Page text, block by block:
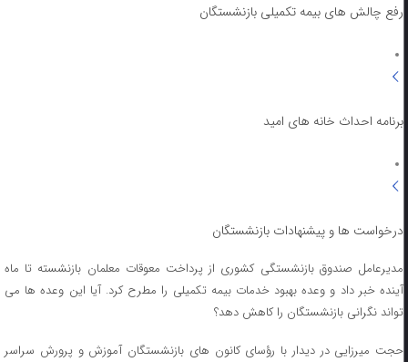
رفع چالش های بیمه تکمیلی بازنشستگان
برنامه احداث خانه های امید
درخواست ها و پیشنهادات بازنشستگان
مدیرعامل صندوق بازنشستگی کشوری از پرداخت معوقات معلمان بازنشسته تا ماه
آینده خبر داد و وعده بهبود خدمات بیمه تکمیلی را مطرح کرد. آیا این وعده ها می
تواند نگرانی بازنشستگان را کاهش دهد؟
حجت میرزایی در دیدار با رؤسای کانون های بازنشستگان آموزش و پرورش سراسر